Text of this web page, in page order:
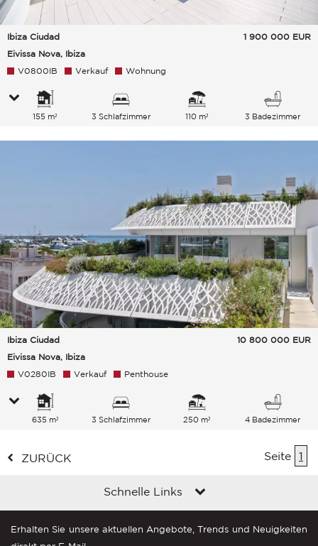
Ibiza Ciudad
Eivissa Nova, Ibiza
1 900 000 EUR
V0800IB Verkauf Wohnung
155 m² 3 Schlafzimmer 110 m² 3 Badezimmer
Ibiza Ciudad
Eivissa Nova, Ibiza
10 800 000 EUR
V0280IB Verkauf Penthouse
635 m² 3 Schlafzimmer 250 m² 4 Badezimmer
ZURÜCK Seite 1
Schnelle Links
Erhalten Sie unsere aktuellen Angebote, Trends und Neuigkeiten